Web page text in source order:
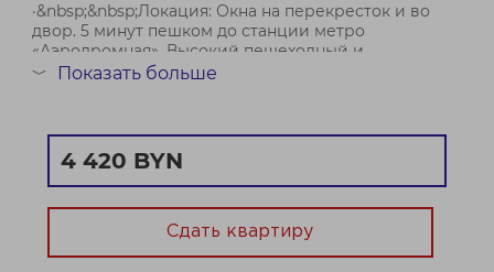
·&nbsp;&nbsp;Локация: Окна на перекресток и во
двор. 5 минут пешком до станции метро
«Аэродромная». Высокий пешеходный и
автомобильный трафик.
&#40;кофейня, ресторан, п...
Договор № №32/2а от 15.01.26
﹀ Показать больше
4 420 BYN
Сдать квартиру